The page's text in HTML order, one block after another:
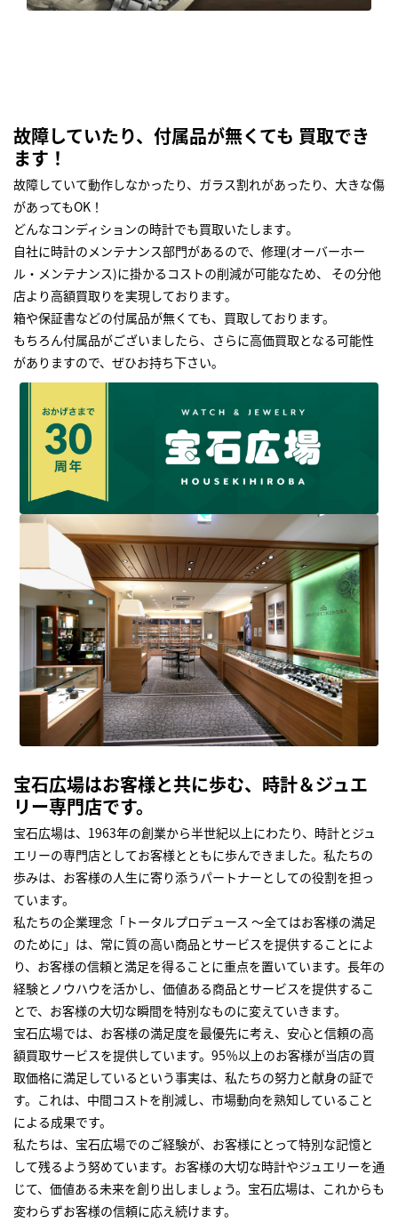
故障していたり、付属品が無くても 買取でき
ます！
故障していて動作しなかったり、ガラス割れがあったり、大きな傷
があってもOK！
どんなコンディションの時計でも買取いたします｡
自社に時計のメンテナンス部門があるので、修理(オーバーホー
ル・メンテナンス)に掛かるコストの削減が可能なため、 その分他
店より高額買取りを実現しております｡
箱や保証書などの付属品が無くても、買取しております。
もちろん付属品がございましたら、さらに高価買取となる可能性
がありますので、ぜひお持ち下さい｡
宝石広場はお客様と共に歩む、時計＆ジュエ
リー専門店です。
宝石広場は、1963年の創業から半世紀以上にわたり、時計とジュ
エリーの専門店としてお客様とともに歩んできました。私たちの
歩みは、お客様の人生に寄り添うパートナーとしての役割を担っ
ています。
私たちの企業理念「トータルプロデュース ～全てはお客様の満足
のために」は、常に質の高い商品とサービスを提供することによ
り、お客様の信頼と満足を得ることに重点を置いています。長年の
経験とノウハウを活かし、価値ある商品とサービスを提供するこ
とで、お客様の大切な瞬間を特別なものに変えていきます。
宝石広場では、お客様の満足度を最優先に考え、安心と信頼の高
額買取サービスを提供しています。95％以上のお客様が当店の買
取価格に満足しているという事実は、私たちの努力と献身の証で
す。これは、中間コストを削減し、市場動向を熟知していること
による成果です。
私たちは、宝石広場でのご経験が、お客様にとって特別な記憶と
して残るよう努めています。お客様の大切な時計やジュエリーを通
じて、価値ある未来を創り出しましょう。宝石広場は、これからも
変わらずお客様の信頼に応え続けます。